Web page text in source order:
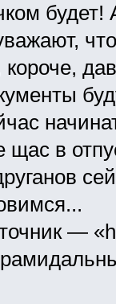
будет!
короче,
щас в
—